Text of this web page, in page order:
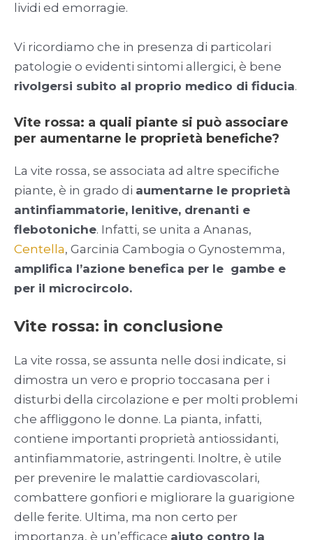
lividi ed emorragie.
Vi ricordiamo che in presenza di particolari
patologie o evidenti sintomi allergici, è bene
rivolgersi subito al proprio medico di fiducia.
Vite rossa: a quali piante si può associare
per aumentarne le proprietà benefiche?
La vite rossa, se associata ad altre specifiche
piante, è in grado di aumentarne le proprietà
antinfiammatorie, lenitive, drenanti e
flebotoniche. Infatti, se unita a Ananas,
Centella, Garcinia Cambogia o Gynostemma,
amplifica l’azione benefica per le gambe e
per il microcircolo.
Vite rossa: in conclusione
La vite rossa, se assunta nelle dosi indicate, si
dimostra un vero e proprio toccasana per i
disturbi della circolazione e per molti problemi
che affliggono le donne. La pianta, infatti,
contiene importanti proprietà antiossidanti,
antinfiammatorie, astringenti. Inoltre, è utile
per prevenire le malattie cardiovascolari,
combattere gonfiori e migliorare la guarigione
delle ferite. Ultima, ma non certo per
importanza, è un’efficace aiuto contro la